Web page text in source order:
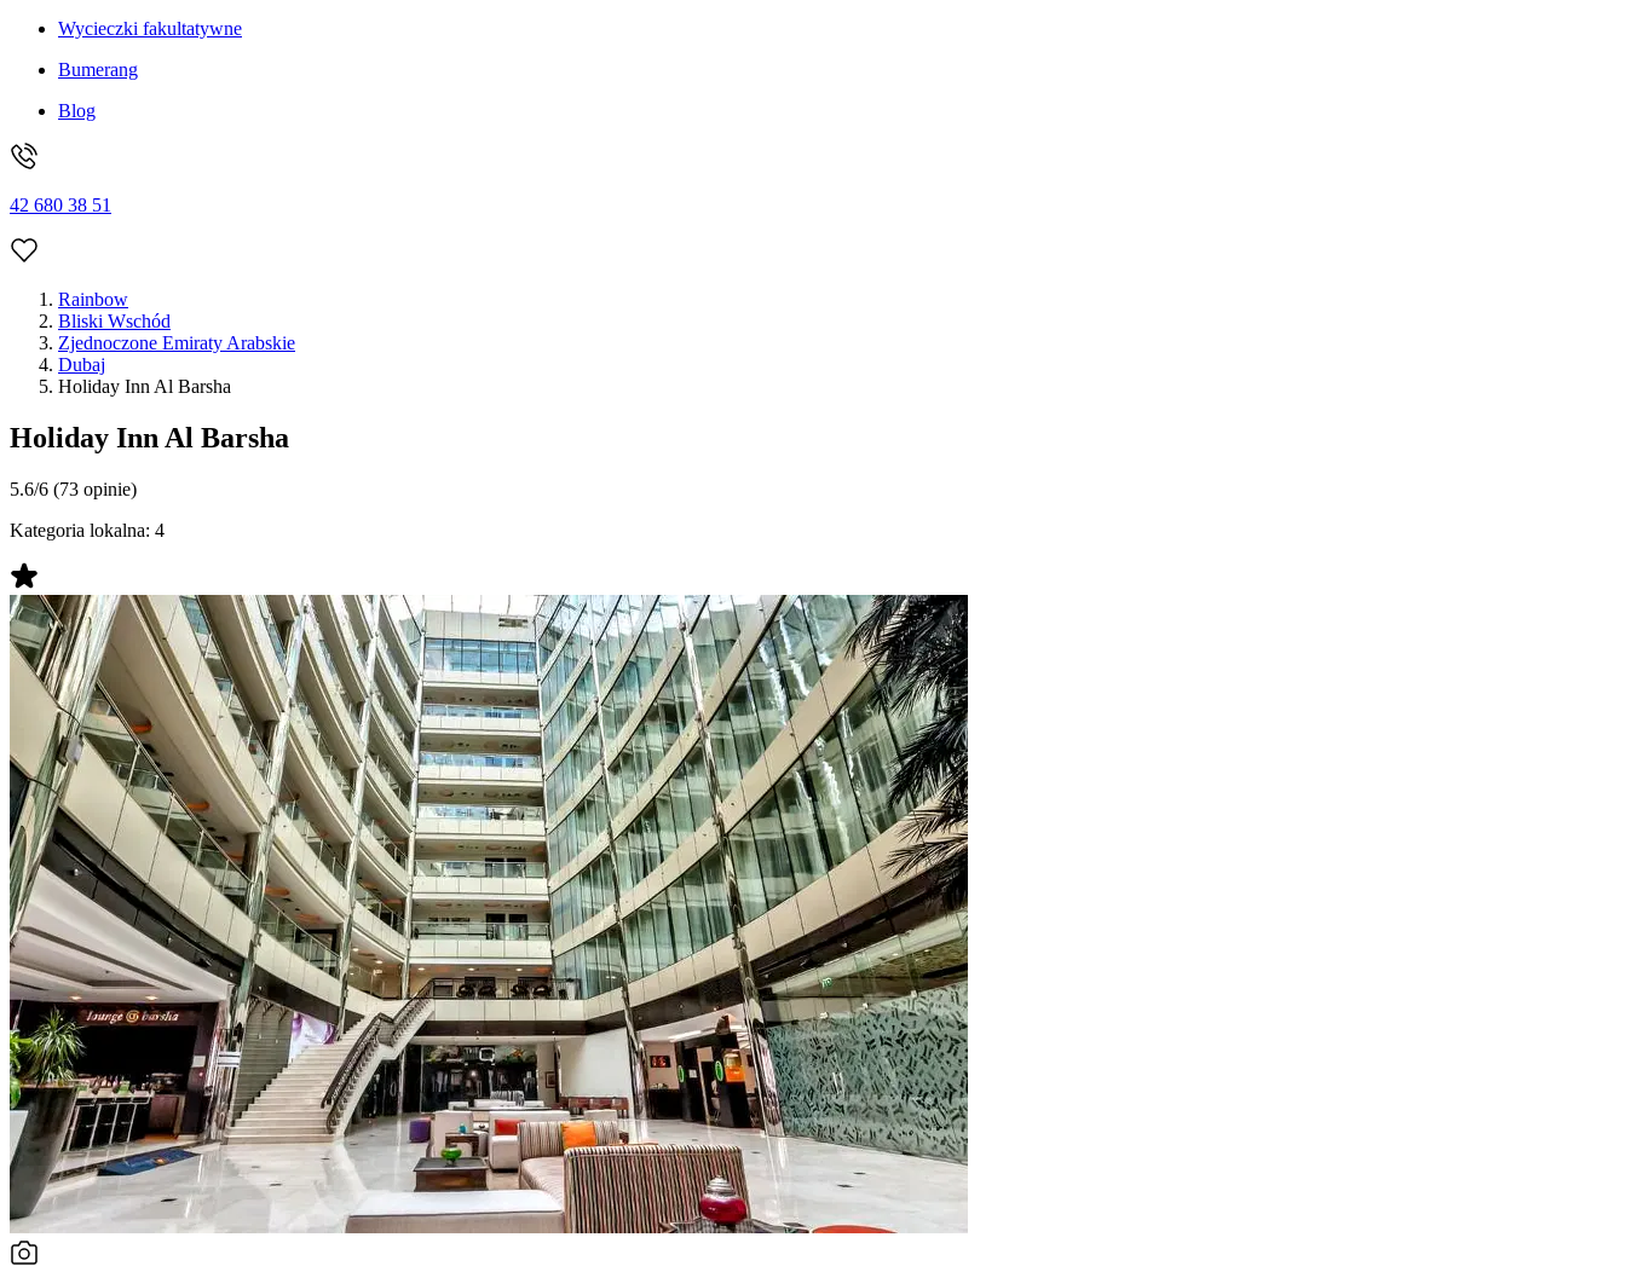
Wycieczki fakultatywne
Bumerang
Blog
42 680 38 51
Rainbow
Bliski Wschód
Zjednoczone Emiraty Arabskie
Dubaj
Holiday Inn Al Barsha
Holiday Inn Al Barsha
5.6/6 (73 opinie)
Kategoria lokalna: 4